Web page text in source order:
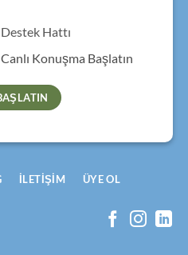
Hattı
Konuşma Başlatın
İLETIŞIM ÜYE OL